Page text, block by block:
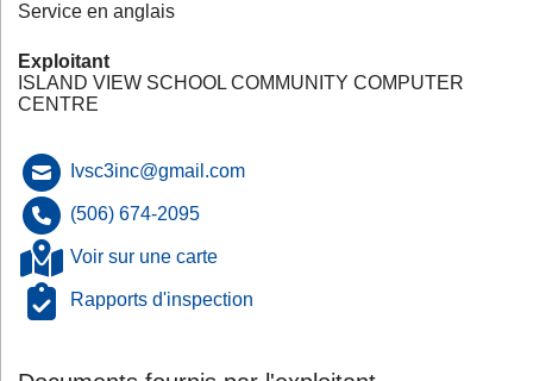
Service en anglais
Exploitant
ISLAND VIEW SCHOOL COMMUNITY COMPUTER
CENTRE
Ivsc3inc@gmail.com
(506) 674-2095
Voir sur une carte
Rapports d'inspection